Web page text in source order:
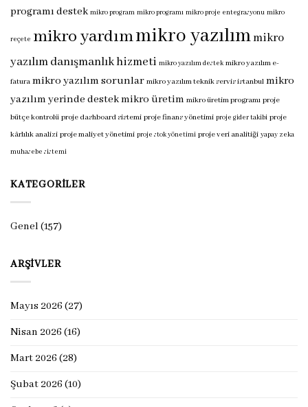
programı destek mikro program mikro programı mikro proje entegrasyonu mikro
reçete mikro yardımmikro yazılımmikro
yazılım danışmanlık hizmeti mikro yazılım destek mikro yazılım e-
fatura mikro yazılım sorunlar mikro yazılım teknik servis istanbul mikro
yazılım yerinde destekmikro üretim mikro üretim programı proje
bütçe kontrolü proje dashboard sistemi proje finans yönetimi proje gider takibi proje
kârlılık analizi proje maliyet yönetimi proje stok yönetimi proje veri analitiği yapay zeka
muhasebe sistemi
KATEGORILER
Genel(157)
ARŞIVLER
Mayıs 2026 (27)
Nisan 2026 (16)
Mart 2026 (28)
Şubat 2026 (10)